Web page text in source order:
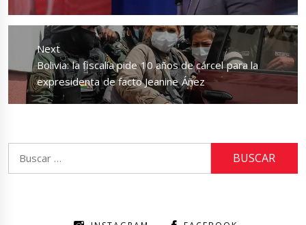
Next
Next
post:
Bolivia: la fiscalía pide 10 años de cárcel para la
expresidenta de facto Jeanine Áñez